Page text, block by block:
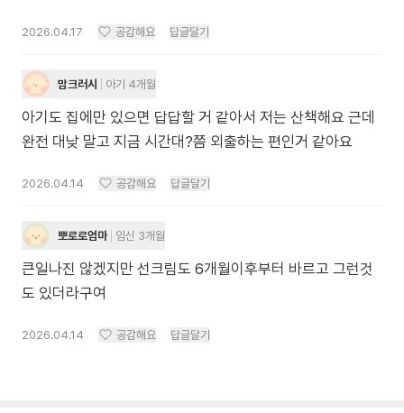
2026.04.17 공감해요 답글달기
맘크러시 아기 4개월
아기도 집에만 있으면 답답할 거 같아서 저는 산책해요 근데
완전 대낮 말고 지금 시간대?쯤 외출하는 편인거 같아요
2026.04.14 공감해요 답글달기
뽀로로엄마 임신 3개월
큰일나진 않겠지만 선크림도 6개월이후부터 바르고 그런것
도 있더라구여
2026.04.14 공감해요 답글달기